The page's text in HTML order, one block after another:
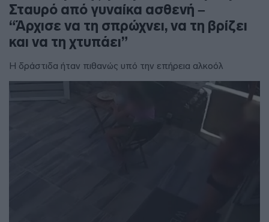
Σταυρό από γυναίκα ασθενή –
“Άρχισε να τη σπρώχνει, να τη βρίζει
και να τη χτυπάει”
Η δράστιδα ήταν πιθανώς υπό την επήρεια αλκοόλ